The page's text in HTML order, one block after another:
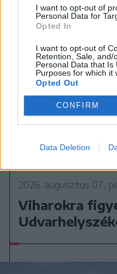
I want to opt-out of
Personal Data for
Opted In
I want to opt-out of
Retention, Sale, and/
Personal Data that Is
Purposes for which it
Opted Out
CONFIRM
Data Deletion
2026. augusztus 07.,
Viharokra